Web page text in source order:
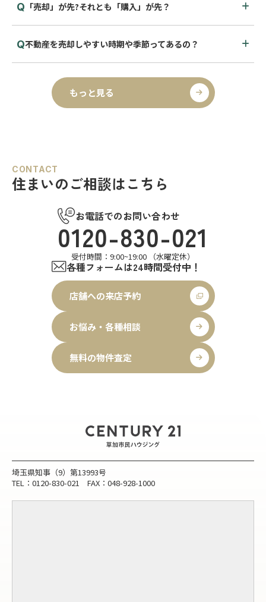
「売却」が先?それとも「購入」が先？
不動産を売却しやすい時期や季節ってあるの？
もっと見る
CONTACT
住まいのご相談はこちら
お電話でのお問い合わせ
0120-830-021
受付時間：9:00~19:00 （水曜定休）
各種フォームは24時間受付中！
店舗への来店予約
お悩み・各種相談
無料の物件査定
埼玉県知事（9）第13993号
TEL：0120-830-021 FAX：048-928-1000